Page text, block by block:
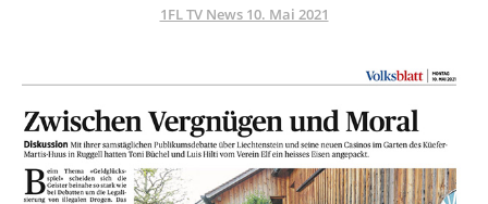
1FL TV​​​​​​​ News 10. Mai 2021